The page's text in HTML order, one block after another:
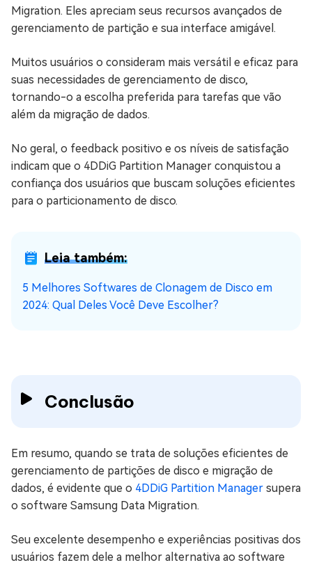
Migration. Eles apreciam seus recursos avançados de
gerenciamento de partição e sua interface amigável.
Muitos usuários o consideram mais versátil e eficaz para
suas necessidades de gerenciamento de disco,
tornando-o a escolha preferida para tarefas que vão
além da migração de dados.
No geral, o feedback positivo e os níveis de satisfação
indicam que o 4DDiG Partition Manager conquistou a
confiança dos usuários que buscam soluções eficientes
para o particionamento de disco.
Leia também:
5 Melhores Softwares de Clonagem de Disco em
2024: Qual Deles Você Deve Escolher?
Conclusão
Em resumo, quando se trata de soluções eficientes de
gerenciamento de partições de disco e migração de
dados, é evidente que o 4DDiG Partition Manager supera
o software Samsung Data Migration.
Seu excelente desempenho e experiências positivas dos
usuários fazem dele a melhor alternativa ao software